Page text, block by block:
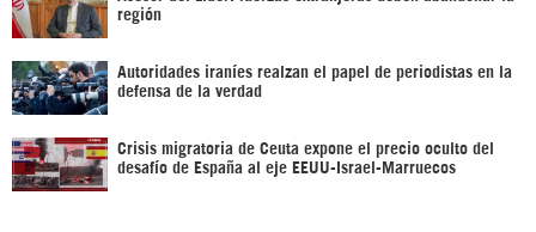
región
Autoridades iraníes realzan el papel de periodistas en la
defensa de la verdad
Crisis migratoria de Ceuta expone el precio oculto del
desafío de España al eje EEUU-Israel-Marruecos